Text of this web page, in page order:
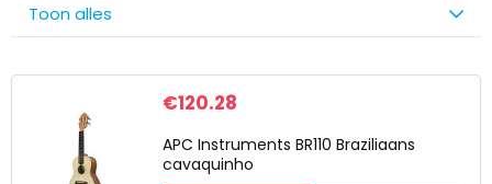
Toon alles
€120.28
APC Instruments BR110 Braziliaans
cavaquinho